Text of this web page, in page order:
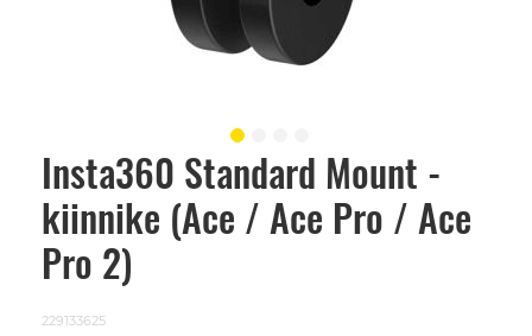
Insta360 Standard Mount -
kiinnike (Ace / Ace Pro / Ace
Pro 2)
229133625
Skip
beginning
images